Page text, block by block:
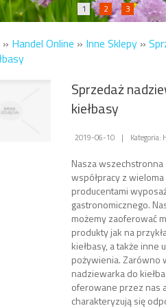
1 2 3
» Handel Online » Inne Sklepy »
Sprzedaż
kiełbasy
2019-06-10 | Kategoria:
Nasza
współpracy z
producentami
gastronomicznego.
możemy zaoferować
produkty jak na
kiełbasy, a także
pożywienia. Zarówno
nadziewarka do
oferowane przez nas
charakteryzują się